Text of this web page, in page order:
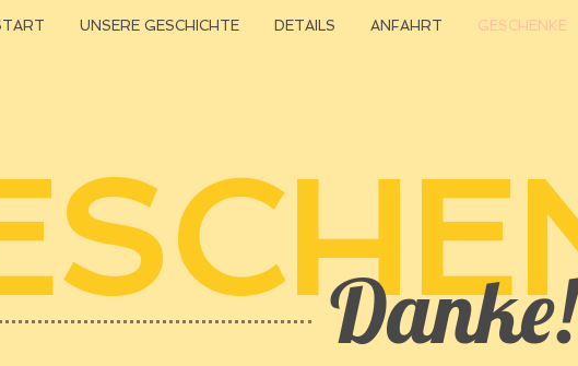
UNSERE GESCHICHTE DETAILS ANFAHRT GESCHENKE
Danke!